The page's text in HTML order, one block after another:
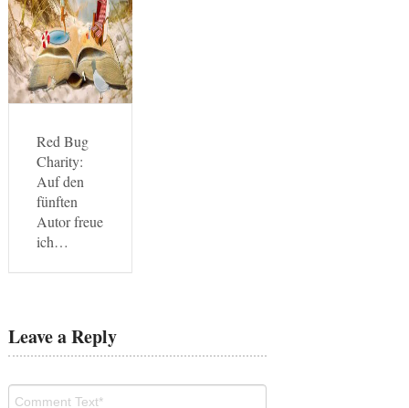
Red Bug
Charity:
Auf den
fünften
Autor freue
ich…
Leave a Reply